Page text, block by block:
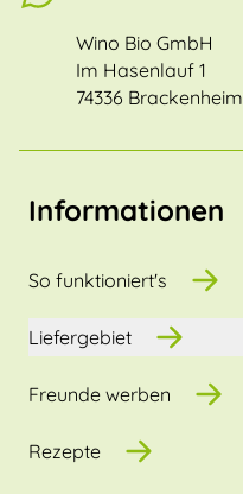
Wino Bio GmbH
Im Hasenlauf 1
74336 Brackenheim
Informationen
So funktioniert's
Liefergebiet
Freunde werben
Rezepte